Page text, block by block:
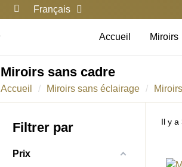
Français
Accueil Miroirs
Miroirs sans cadre
Accueil Miroirs sans éclairage
Filtrer par
Prix
Il y a